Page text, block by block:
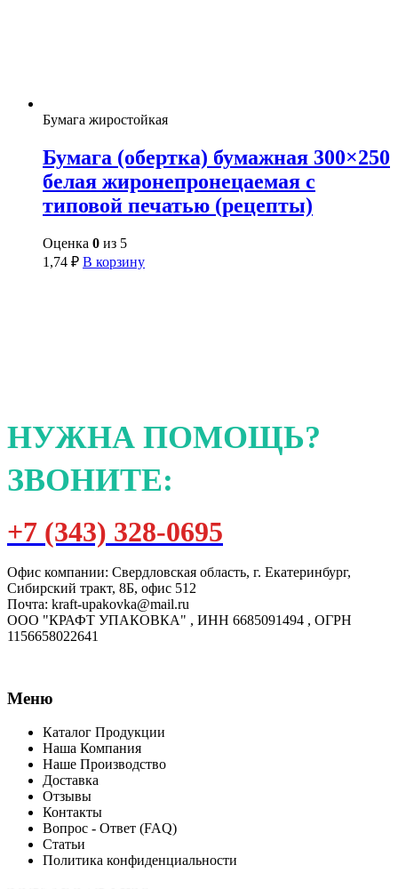
Бумага жиростойкая
Бумага (обертка) бумажная 300×250
белая жиронепронецаемая с
типовой печатью (рецепты)
Оценка 0 из 5
1,74 ₽ В корзину
НУЖНА ПОМОЩЬ?
ЗВОНИТЕ:
+7 (343) 328-0695
Офис компании: Свердловская область, г. Екатеринбург,
Сибирский тракт, 8Б, офис 512
Почта: kraft-upakovka@mail.ru
ООО "КРАФТ УПАКОВКА" , ИНН 6685091494 , ОГРН
1156658022641
Меню
Каталог Продукции
Наша Компания
Наше Производство
Доставка
Отзывы
Контакты
Вопрос - Ответ (FAQ)
Статьи
Политика конфиденциальности